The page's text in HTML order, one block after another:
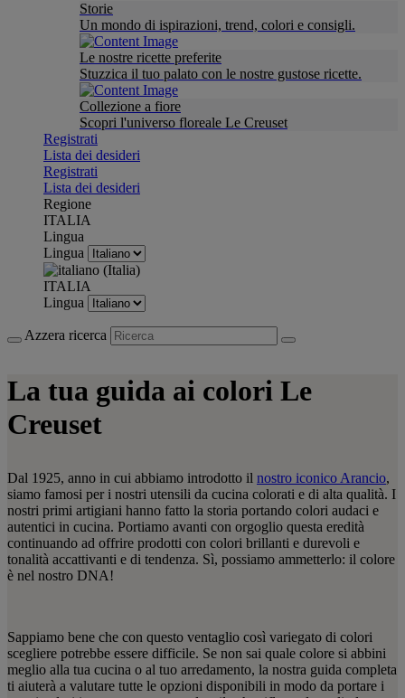
Storie
Un mondo di ispirazioni, trend, colori e consigli.
Le nostre ricette preferite
Stuzzica il tuo palato con le nostre gustose ricette.
Collezione a fiore
Scopri l'universo floreale Le Creuset
Registrati
Lista dei desideri
Registrati
Lista dei desideri
Regione
ITALIA
Lingua
Lingua
ITALIA
Lingua
Azzera ricerca
La tua guida ai colori Le
Creuset
Dal 1925, anno in cui abbiamo introdotto il nostro iconico Arancio,
siamo famosi per i nostri utensili da cucina colorati e di alta qualità. I
nostri primi artigiani hanno fatto la storia portando colori audaci e
autentici in cucina. Portiamo avanti con orgoglio questa eredità
continuando ad offrire prodotti con colori brillanti e durevoli e
tonalità accattivanti e di tendenza. Sì, possiamo ammetterlo: il colore
è nel nostro DNA!
Sappiamo bene che con questo ventaglio così variegato di colori
scegliere potrebbe essere difficile. Se non sai quale colore si abbini
meglio alla tua cucina o al tuo arredamento, la nostra guida completa
ti aiuterà a valutare tutte le opzioni disponibili in modo da portare i